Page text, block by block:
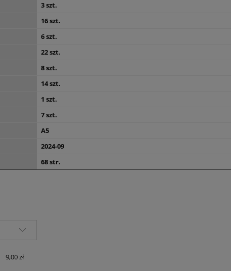
3 szt.
16 szt.
6 szt.
22 szt.
8 szt.
14 szt.
1 szt.
7 szt.
A5
2024-09
68 str.
9,00 zł